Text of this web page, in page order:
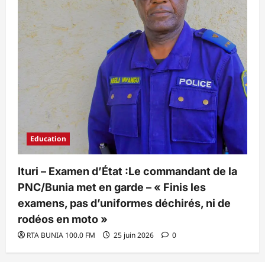
Education
Ituri – Examen d’État :Le commandant de la
PNC/Bunia met en garde – « Finis les
examens, pas d’uniformes déchirés, ni de
rodéos en moto »
RTA BUNIA 100.0 FM 25 juin 2026 0